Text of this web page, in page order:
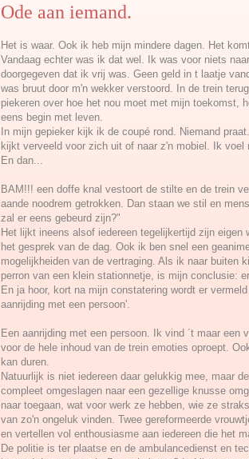
Ode aan iemand.
Het is waar. Ook ik heb mijn mindere dagen. Het
Vandaag echter was ik dat wel. Ik was voor niets
doorgegeven dat ik vrij was. Geen geld in t laatje
was bruut door m'n wekker verstoord. In de trein
piekeren over hoe het nou moet met mijn toekomst,
eens begin met leven.
In mijn gepieker kijk ik de coupé rond. Niemand
kijkt verveeld voor zich uit of naar z'n mobiel. Ik voel
En dan...
BAM!!! een doffe knal vestoort de stilte en de trein
aande noodrem getrokken. Dan staan we stil en
zal er eens gebeurd zijn?"
Het lijkt ineens alsof iedereen tegelijkertijd zijn
het gesprek van de dag. Ook ik ben snel een
mogelijkheiden van de vertraging. Als ik naar buiten
perron van een klein stationnetje, is mijn conclusie:
En ja hoor, kort na mijn constatering wordt er
aanrijding met een persoon'.
Een aanrijding met een persoon. Ik vind ´t maar
voor de hele inhoud van de trein emoties oproept.
kan duren.
Natuurlijk is niet iedereen daar gelukkig mee, maar
compleet omgeslagen naar een gezellige knusse
naar toegaan, wat voor werk ze hebben, wie ze
van zo'n ongeluk vinden. Twee gereformeerde
en vertellen vol enthousiasme aan iedereen die het
De politie is ter plaatse en de ambulancedienst en